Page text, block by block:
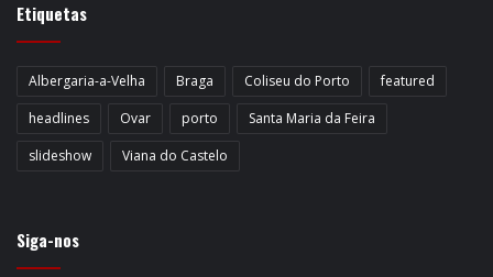
Etiquetas
Albergaria-a-Velha Braga Coliseu do Porto
featured
headlines
Ovar porto
Santa Maria da Feira
slideshow
Viana do Castelo
Siga-nos